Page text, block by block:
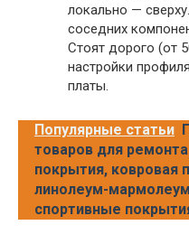
локально —
соседних
Стоят дорого (от
настройки
платы.
Популярные статьи
товаров для
покрытия, ковровая
линолеум-
спортивные